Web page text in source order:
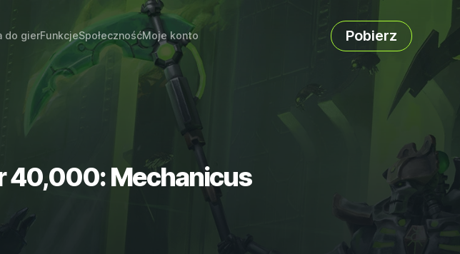
do gierFunkcjeSpołecznośćMoje konto Pobierz
40,000: Mechanicus